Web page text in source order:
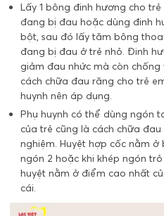
Lấy 1 bông đinh hương cho
đang bị đau hoặc dùng đinh
bột, sau đó lấy tăm bông
đang bị đau ở trẻ nhỏ. Đinh
giảm đau nhức mà còn
cách chữa đau răng cho trẻ
huynh nên áp dụng.
Phụ huynh có thể dùng ngón
của trẻ cũng là cách chữa
nghiệm. Huyệt hợp cốc nằm
ngón 2 hoặc khi khép ngón
huyệt nằm ở điểm cao nhất
cái.